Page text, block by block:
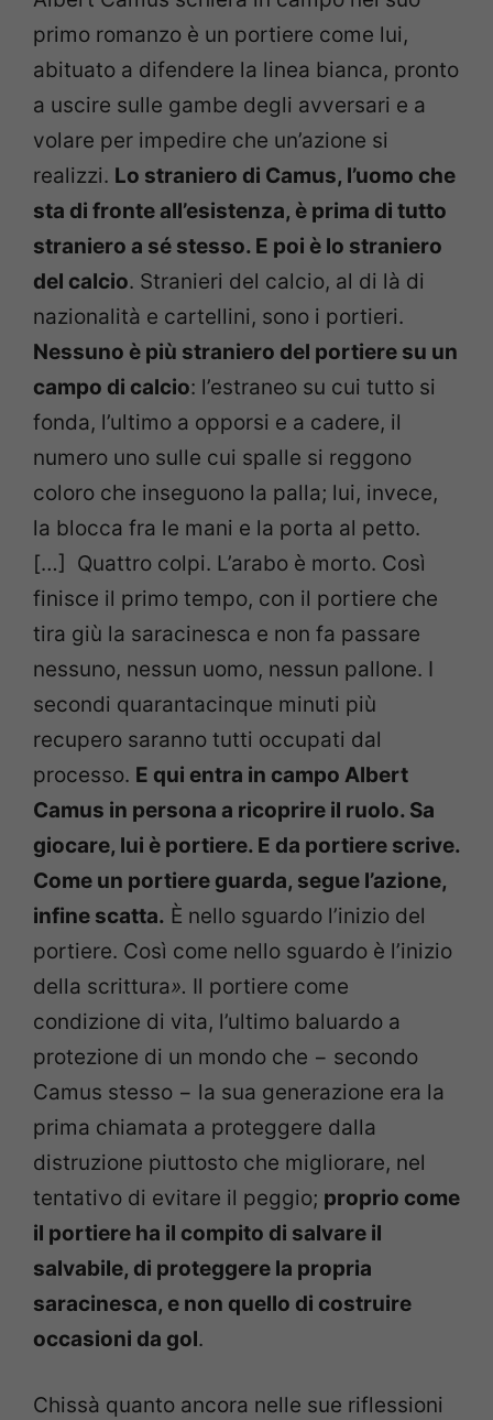
primo romanzo è un portiere come lui,
abituato a difendere la linea bianca, pronto
a uscire sulle gambe degli avversari e a
volare per impedire che un’azione si
realizzi. Lo straniero di Camus, l’uomo che
sta di fronte all’esistenza, è prima di tutto
straniero a sé stesso. E poi è lo straniero
del calcio. Stranieri del calcio, al di là di
nazionalità e cartellini, sono i portieri.
Nessuno è più straniero del portiere su un
campo di calcio: l’estraneo su cui tutto si
fonda, l’ultimo a opporsi e a cadere, il
numero uno sulle cui spalle si reggono
coloro che inseguono la palla; lui, invece,
la blocca fra le mani e la porta al petto.
[…] Quattro colpi. L’arabo è morto. Così
finisce il primo tempo, con il portiere che
tira giù la saracinesca e non fa passare
nessuno, nessun uomo, nessun pallone. I
secondi quarantacinque minuti più
recupero saranno tutti occupati dal
processo. E qui entra in campo Albert
Camus in persona a ricoprire il ruolo. Sa
giocare, lui è portiere. E da portiere scrive.
Come un portiere guarda, segue l’azione,
infine scatta. È nello sguardo l’inizio del
portiere. Così come nello sguardo è l’inizio
della scrittura». Il portiere come
condizione di vita, l’ultimo baluardo a
protezione di un mondo che − secondo
Camus stesso − la sua generazione era la
prima chiamata a proteggere dalla
distruzione piuttosto che migliorare, nel
tentativo di evitare il peggio; proprio come
il portiere ha il compito di salvare il
salvabile, di proteggere la propria
saracinesca, e non quello di costruire
occasioni da gol.
Chissà quanto ancora nelle sue riflessioni